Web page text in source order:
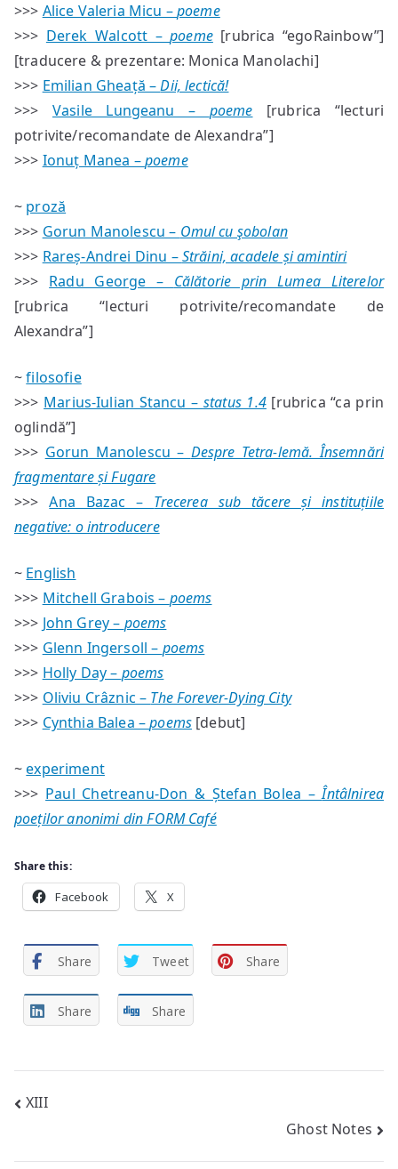
>>> Alice Valeria Micu –poeme
>>> Derek Walcott –poeme[rubrica “egoRainbow”]
[traducere & prezentare: Monica Manolachi]
>>> Emilian Gheață –Dii, lectică!
>>> Vasile Lungeanu – poeme [rubrica “lecturi
potrivite/recomandate de Alexandra”]
>>> Ionuț Manea –poeme
~ proză
>>> Gorun Manolescu – Omul cu şobolan
>>> Rareș-Andrei Dinu –Străini, acadele și amintiri
>>> Radu George – Călătorie prin Lumea Literelor
[rubrica “lecturi potrivite/recomandate de
Alexandra”]
~filosofie
>>> Marius-Iulian Stancu – status 1.4[rubrica “ca prin
oglindă”]
>>> Gorun Manolescu – Despre Tetra-lemă. Însemnări
fragmentare și Fugare
>>>Ana Bazac – Trecerea sub tăcere și instituțiile
negative: o introducere
~ English
>>> Mitchell Grabois – poems
>>> John Grey – poems
>>> Glenn Ingersoll – poems
>>> Holly Day – poems
>>> Oliviu Crâznic – The Forever-Dying City
>>> Cynthia Balea –poems [debut]
~experiment
>>> Paul Chetreanu-Don & Ștefan Bolea –Întâlnirea
poeților anonimi din FORM Café
Share this:
Facebook X
Share Tweet Share
Share Share
Post
XIII
Ghost Notes